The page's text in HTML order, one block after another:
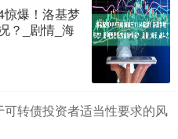
爆！洛基梦
？_剧情_海
转债投资者适当性要求的风